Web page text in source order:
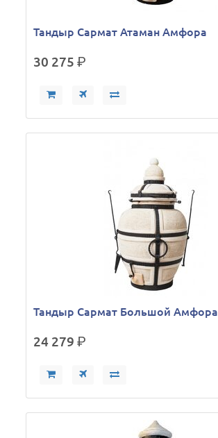
Тандыр Сармат Атаман Амфора
30 275р.
Тандыр Сармат Большой Амфора
24 279р.